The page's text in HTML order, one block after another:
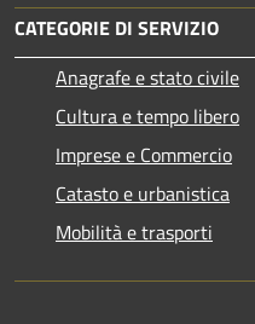
CATEGORIE DI SERVIZIO
Anagrafe e stato civile
Cultura e tempo libero
Imprese e Commercio
Catasto e urbanistica
Mobilità e trasporti